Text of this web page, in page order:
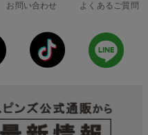
お問い合わせ よくあるご質問